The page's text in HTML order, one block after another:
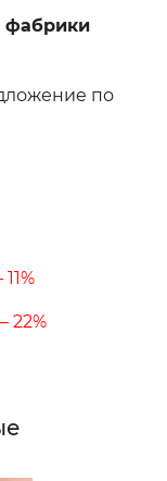
фабрики
по
22%